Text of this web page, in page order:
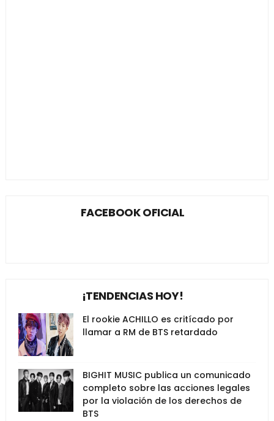
FACEBOOK OFICIAL
¡TENDENCIAS HOY!
El rookie ACHILLO es critícado por
llamar a RM de BTS retardado
BIGHIT MUSIC publica un comunicado
completo sobre las acciones legales
por la violación de los derechos de
BTS